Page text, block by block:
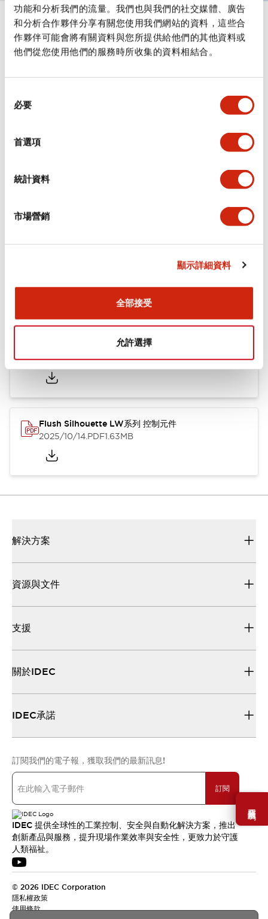
功能和分析我們的流量。我們也與我們的社交媒體、廣告
和分析合作夥伴分享有關您使用我們網站的資料，這些合
作夥伴可能會將有關資料與您所提供給他們的其他資料或
他們從您使用他們的服務時所收集的資料相結合。
必要
首選項
統計資料
市場營銷
顯示詳細資料
全部接受
允許選擇
需要幫助嗎？
規格 顯示全部
審美規範
安裝和安裝規範
認證與標準
Flush Silhouette LW系列 控制元件 (英文版)
2025/09/19.PDF1.23MB
Flush Silhouette LW系列 控制元件
2025/10/14.PDF1.63MB
解決方案
資源與文件
支援
關於IDEC
IDEC承諾
訂閱我們的電子報，獲取我們的最新訊息!
訂閱
IDEC 提供全球性的工業控制、安全與自動化解決方案，推出
創新產品與服務，提升現場作業效率與安全性，更致力於守護
人類福祉。
© 2026 IDEC Corporation
隱私權政策
使用條款